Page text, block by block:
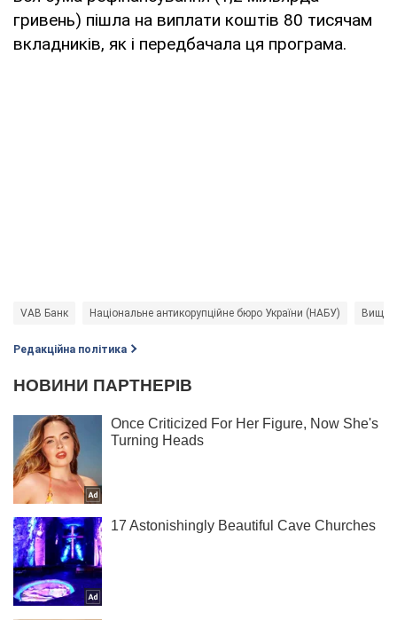
гривень) пішла на виплати коштів 80 тисячам
вкладників, як і передбачала ця програма.
VAB Банк Національне антикорупційне бюро України (НАБУ) Вищий
Редакційна політика